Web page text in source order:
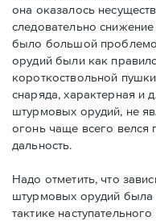
она оказалось
следовательно
было большой
орудий были как
короткоствольной
снаряда, характерная и
штурмовых орудий, не
огонь чаще всего
дальность.
Надо отметить, что
штурмовых орудий была
тактике